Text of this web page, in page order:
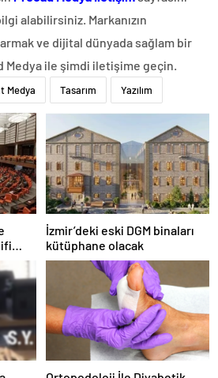
alabilirsiniz. Markanızın
ve dijital dünyada sağlam bir
Medya ile şimdi iletişime geçin.
Medya Tasarım Yazılım
İzmir’deki eski DGM binaları
kütüphane olacak